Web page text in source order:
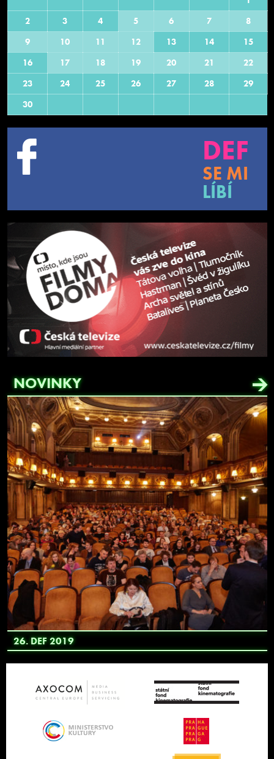
2
3 4 5 6 7
8
9
10 11 12 13 14
15
16
17 18 19 20 21
22
23
24 25 26 27 28
29
30
DEF
SE MI
LÍBÍ
NOVINKY
26. DEF 2019